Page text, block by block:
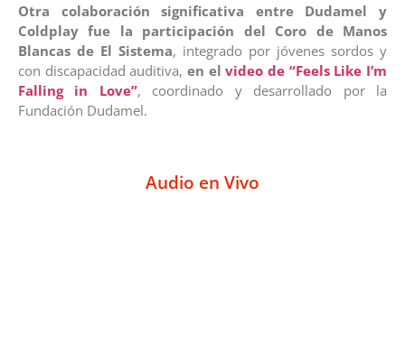
Otra colaboración significativa entre Dudamel y
Coldplay fue la participación del Coro de Manos
Blancas de El Sistema, integrado por jóvenes sordos y
con discapacidad auditiva, en elvideo de “Feels Like I’m
Falling in Love”, coordinado y desarrollado por la
Fundación Dudamel.
Audio en Vivo